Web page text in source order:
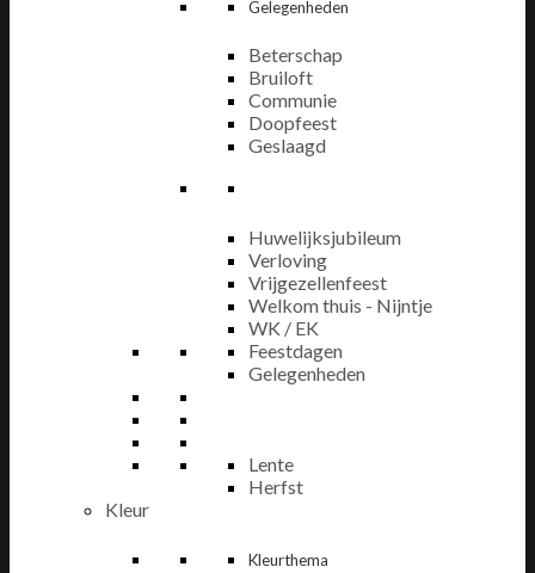
Gelegenheden
Beterschap
Bruiloft
Communie
Doopfeest
Geslaagd
Huwelijksjubileum
Verloving
Vrijgezellenfeest
Welkom thuis - Nijntje
WK / EK
Feestdagen
Gelegenheden
Lente
Herfst
Kleur
Kleurthema